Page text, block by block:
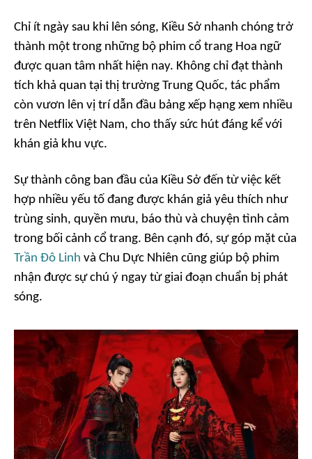
Chỉ ít ngày sau khi lên sóng, Kiều Sở nhanh chóng trở
thành một trong những bộ phim cổ trang Hoa ngữ
được quan tâm nhất hiện nay. Không chỉ đạt thành
tích khả quan tại thị trường Trung Quốc, tác phẩm
còn vươn lên vị trí dẫn đầu bảng xếp hạng xem nhiều
trên Netflix Việt Nam, cho thấy sức hút đáng kể với
khán giả khu vực.
Sự thành công ban đầu của Kiều Sở đến từ việc kết
hợp nhiều yếu tố đang được khán giả yêu thích như
trùng sinh, quyền mưu, báo thù và chuyện tình cảm
trong bối cảnh cổ trang. Bên cạnh đó, sự góp mặt của
Trần Đô Linh và Chu Dực Nhiên cũng giúp bộ phim
nhận được sự chú ý ngay từ giai đoạn chuẩn bị phát
sóng.